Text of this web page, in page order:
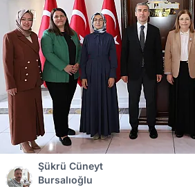
Şükrü Cüneyt
Bursalıoğlu